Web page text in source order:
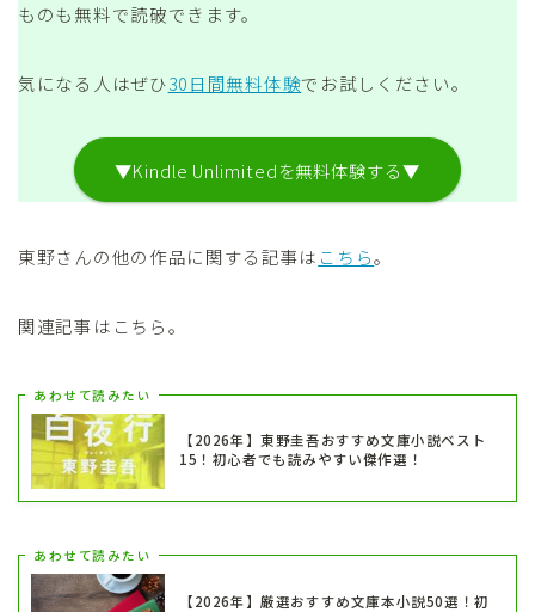
ものも無料で読破できます。
気になる人はぜひ30日間無料体験でお試しください。
▼Kindle Unlimitedを無料体験する▼
東野さんの他の作品に関する記事は こちら。
関連記事はこちら。
あわせて読みたい
【2026年】東野圭吾おすすめ文庫小説ベスト
15！初心者でも読みやすい傑作選！
あわせて読みたい
【2026年】厳選おすすめ文庫本小説50選！初